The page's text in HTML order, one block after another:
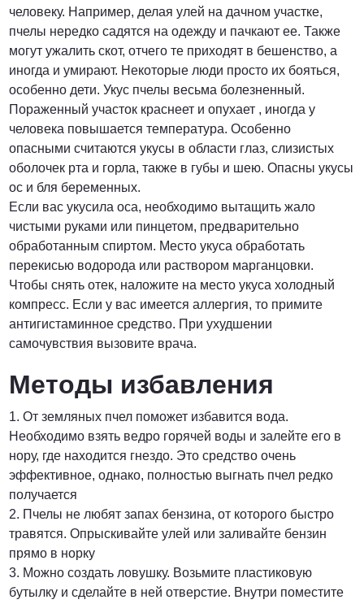
человеку. Например, делая улей на дачном участке,
пчелы нередко садятся на одежду и пачкают ее. Также
могут ужалить скот, отчего те приходят в бешенство, а
иногда и умирают. Некоторые люди просто их бояться,
особенно дети. Укус пчелы весьма болезненный.
Пораженный участок краснеет и опухает , иногда у
человека повышается температура. Особенно
опасными считаются укусы в области глаз, слизистых
оболочек рта и горла, также в губы и шею. Опасны укусы
ос и бля беременных.
Если вас укусила оса, необходимо вытащить жало
чистыми руками или пинцетом, предварительно
обработанным спиртом. Место укуса обработать
перекисью водорода или раствором марганцовки.
Чтобы снять отек, наложите на место укуса холодный
компресс. Если у вас имеется аллергия, то примите
антигистаминное средство. При ухудшении
самочувствия вызовите врача.
Методы избавления
1. От земляных пчел поможет избавится вода.
Необходимо взять ведро горячей воды и залейте его в
нору, где находится гнездо. Это средство очень
эффективное, однако, полностью выгнать пчел редко
получается
2. Пчелы не любят запах бензина, от которого быстро
травятся. Опрыскивайте улей или заливайте бензин
прямо в норку
3. Можно создать ловушку. Возьмите пластиковую
бутылку и сделайте в ней отверстие. Внутри поместите